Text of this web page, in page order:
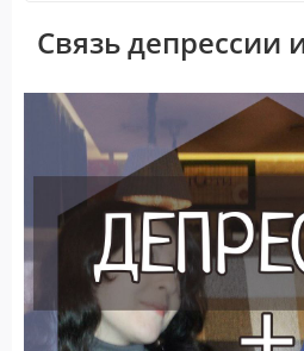
Связь депрессии